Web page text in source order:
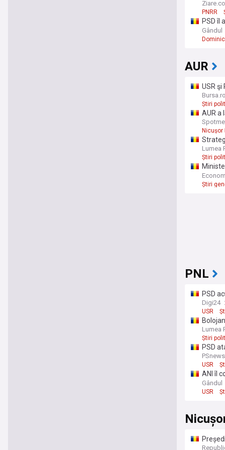
PNRR
PSD îl
Fritz.
Gândul
AUR
USR
Bursa.ro
Știri
AUR a
Nicușor
USR a
Lumea
Știri
a
Conturi
Știri
PNL
PSD
după
Digi24
USR
Lumea
Știri
PSD
dacă
PSnews
USR
ANI îl
pe
Gândul
USR